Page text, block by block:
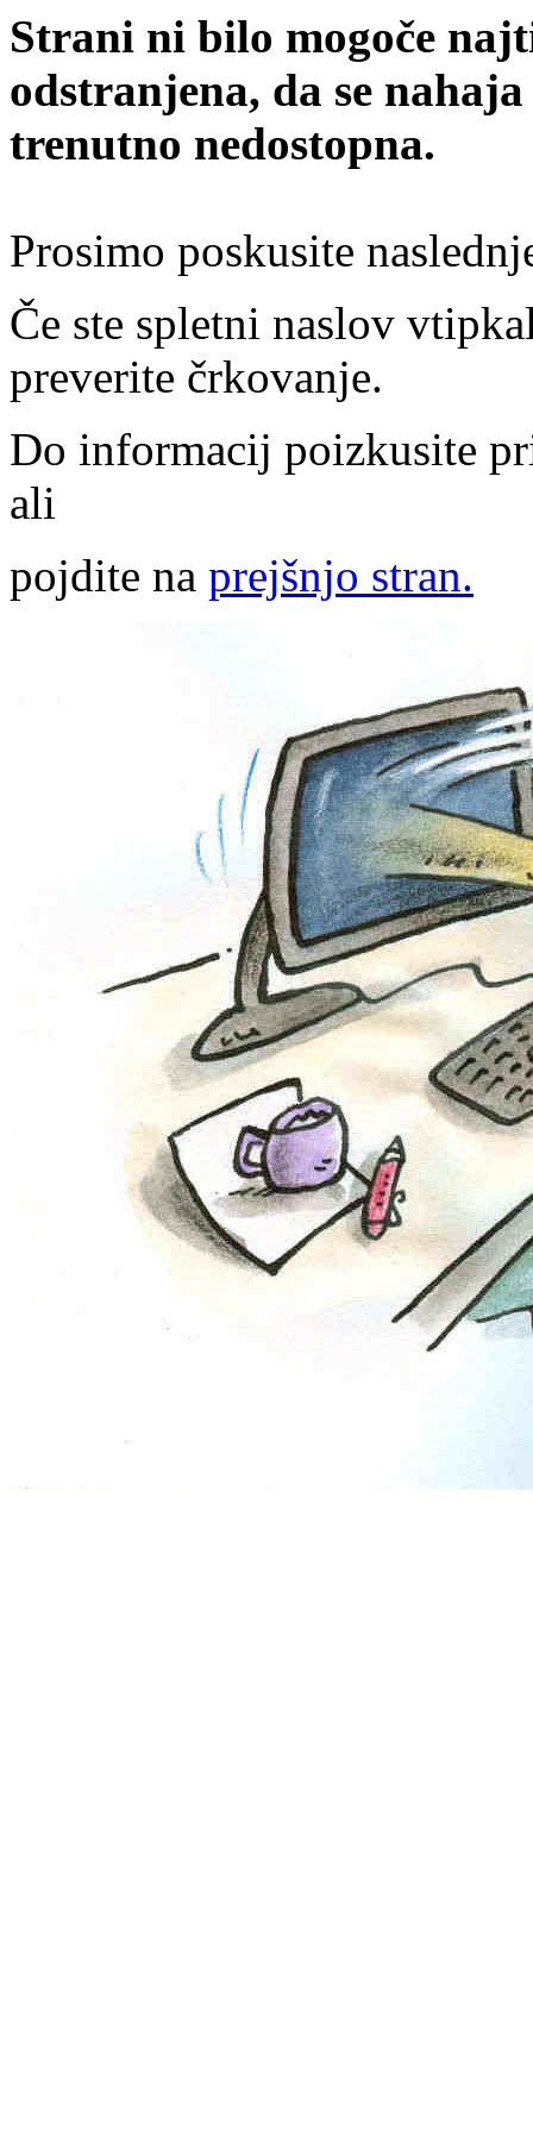
Strani ni bilo mogoče
odstranjena, da se
trenutno nedostopna.
Prosimo poskusite
Če ste spletni naslov
preverite črkovanje.
Do informacij poizkusite
ali
pojdite na prejšnjo stran.